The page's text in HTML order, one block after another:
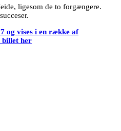
ligesom de to forgængere.
og vises i en række af
billet her